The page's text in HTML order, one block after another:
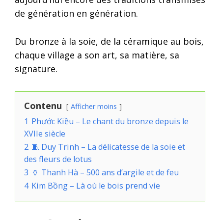
de génération en génération.
Du bronze à la soie, de la céramique au bois,
chaque village a son art, sa matière, sa
signature.
Contenu Afficher moins
1 Phước Kiều – Le chant du bronze depuis le
XVIIe siècle
2 🧵 Duy Trinh – La délicatesse de la soie et
des fleurs de lotus
3 🏺 Thanh Hà – 500 ans d’argile et de feu
4 Kim Bồng – Là où le bois prend vie